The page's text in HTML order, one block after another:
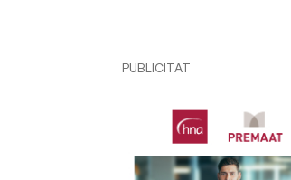
PUBLICITAT